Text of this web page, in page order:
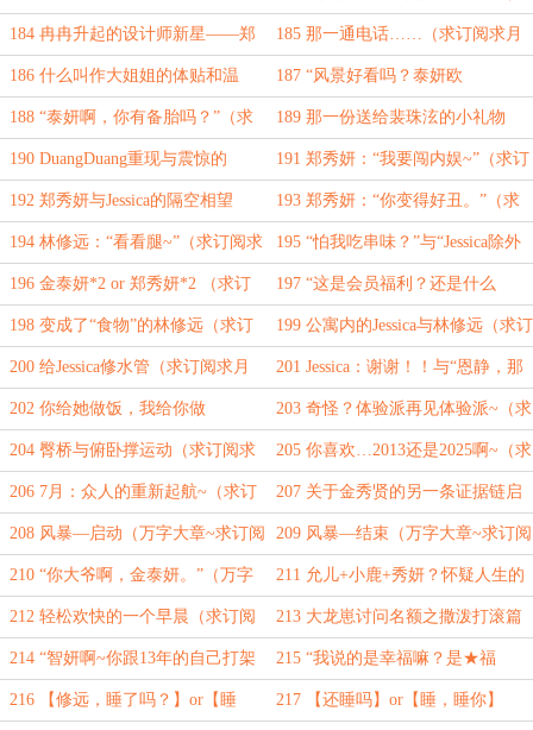
服！！！（求订阅求月票） 订阅求月票）
184 冉冉升起的设计师新星——郑
秀妍（求订阅求月票）
185 那一通电话……（求订阅求月
票）
186 什么叫作大姐姐的体贴和温
柔？（求订阅求月票）
187 “风景好看吗？泰妍欧
尼/Jessica~”（求订阅求月票）
188 “泰妍啊，你有备胎吗？”（求
订阅求月票）
189 那一份送给裴珠泫的小礼物
与“尊重”（求订阅求月票）
190 DuangDuang重现与震惊的
Jessica（求订阅求月票）
191 郑秀妍：“我要闯内娱~”（求订
阅求月票）
192 郑秀妍与Jessica的隔空相望
~（求订阅求月票）
193 郑秀妍：“你变得好丑。”（求
订阅求月票）
194 林修远：“看看腿~”（求订阅求
月票）
195 “怕我吃串味？”与“Jessica除外
~”（求订阅求月票）
196 金泰妍*2 or 郑秀妍*2 （求订
阅求月票）
197 “这是会员福利？还是什么
呢？”（求订阅求月票）
198 变成了“食物”的林修远（求订
阅求月票）
199 公寓内的Jessica与林修远（求订
阅求月票）
200 给Jessica修水管（求订阅求月
票）
201 Jessica：谢谢！！与“恩静，那
你呢~”（求订阅求月票）
202 你给她做饭，我给你做
XXOO（求订阅求月票）
203 奇怪？体验派再见体验派~（求
订阅求月票）
204 臀桥与俯卧撑运动（求订阅求
月票）
205 你喜欢…2013还是2025啊~（求
订阅求月票）
206 7月：众人的重新起航~（求订
阅求月票）
207 关于金秀贤的另一条证据链启
动（求订阅求月票）
208 风暴—启动（万字大章~求订阅
求月票）
209 风暴—结束（万字大章~求订阅
求月票）
210 “你大爷啊，金泰妍。”（万字
大章~求订阅求月票）
211 允儿+小鹿+秀妍？怀疑人生的
林修远~（求订阅求月票）
212 轻松欢快的一个早晨（求订阅
求月票）
213 大龙崽讨问名额之撒泼打滚篇
（求订阅求月票）
214 “智妍啊~你跟13年的自己打架
能赢吗？”（求订阅求月票）
215 “我说的是幸福嘛？是★福
~”（求订阅求月票）
216 【修远，睡了吗？】or【睡 217 【还睡吗】or【睡，睡你】